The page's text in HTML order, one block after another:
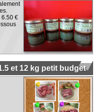
6.50 €
et 12 kg petit budget